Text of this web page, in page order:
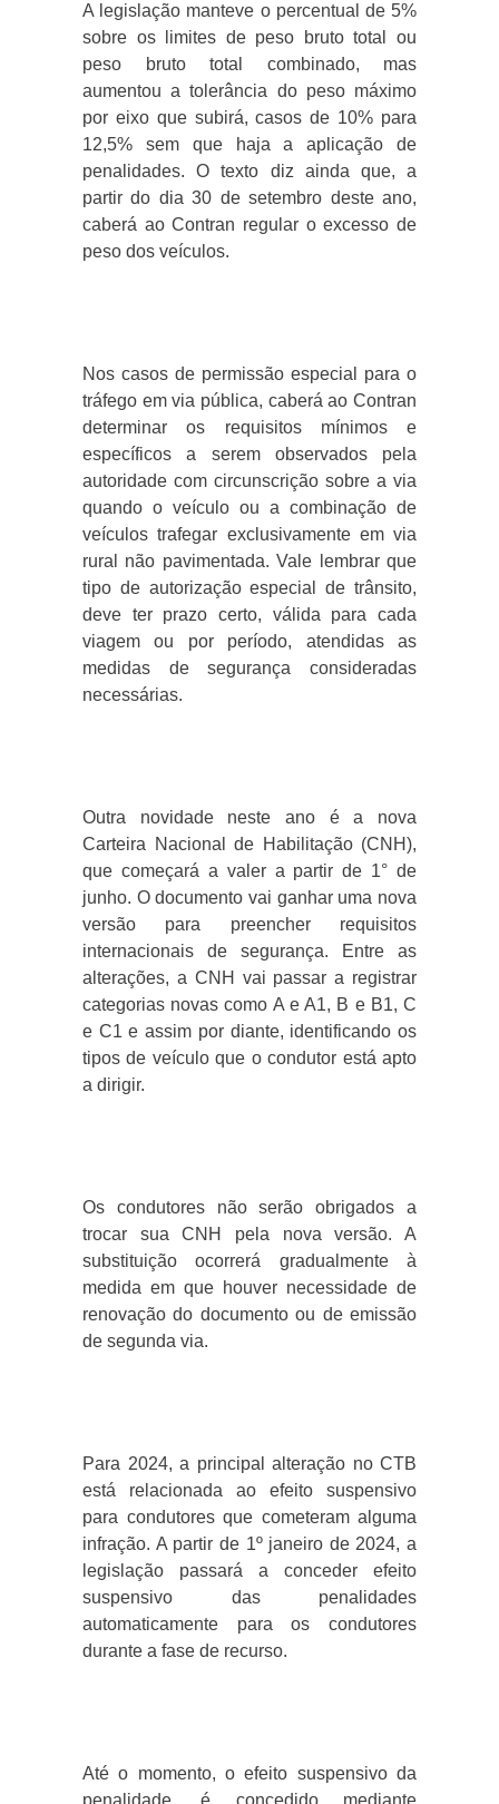
A legislação manteve o percentual de 5%
sobre os limites de peso bruto total ou
peso bruto total combinado, mas
aumentou a tolerância do peso máximo
por eixo que subirá, casos de 10% para
12,5% sem que haja a aplicação de
penalidades. O texto diz ainda que, a
partir do dia 30 de setembro deste ano,
caberá ao Contran regular o excesso de
peso dos veículos.
Nos casos de permissão especial para o
tráfego em via pública, caberá ao Contran
determinar os requisitos mínimos e
específicos a serem observados pela
autoridade com circunscrição sobre a via
quando o veículo ou a combinação de
veículos trafegar exclusivamente em via
rural não pavimentada. Vale lembrar que
tipo de autorização especial de trânsito,
deve ter prazo certo, válida para cada
viagem ou por período, atendidas as
medidas de segurança consideradas
necessárias.
Outra novidade neste ano é a nova
Carteira Nacional de Habilitação (CNH),
que começará a valer a partir de 1° de
junho. O documento vai ganhar uma nova
versão para preencher requisitos
internacionais de segurança. Entre as
alterações, a CNH vai passar a registrar
categorias novas como A e A1, B e B1, C
e C1 e assim por diante, identificando os
tipos de veículo que o condutor está apto
a dirigir.
Os condutores não serão obrigados a
trocar sua CNH pela nova versão. A
substituição ocorrerá gradualmente à
medida em que houver necessidade de
renovação do documento ou de emissão
de segunda via.
Para 2024, a principal alteração no CTB
está relacionada ao efeito suspensivo
para condutores que cometeram alguma
infração. A partir de 1º janeiro de 2024, a
legislação passará a conceder efeito
suspensivo das penalidades
automaticamente para os condutores
durante a fase de recurso.
Até o momento, o efeito suspensivo da